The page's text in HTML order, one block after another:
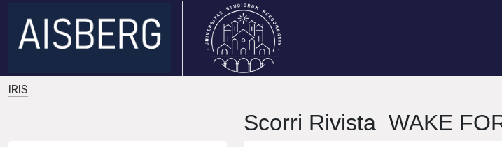
IRIS
Scorri Rivista WAKE